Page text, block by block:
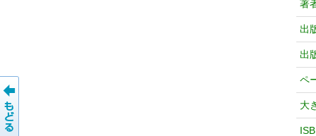
著
出
出
ペ
大